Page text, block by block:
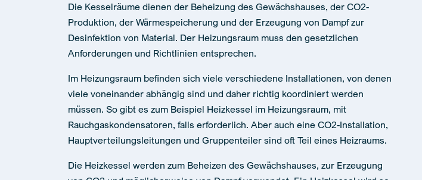
Die Kesselräume dienen der Beheizung des Gewächshauses, der CO2-
Produktion, der Wärmespeicherung und der Erzeugung von Dampf zur
Desinfektion von Material. Der Heizungsraum muss den gesetzlichen
Anforderungen und Richtlinien entsprechen.
Im Heizungsraum befinden sich viele verschiedene Installationen, von denen
viele voneinander abhängig sind und daher richtig koordiniert werden
müssen. So gibt es zum Beispiel Heizkessel im Heizungsraum, mit
Rauchgaskondensatoren, falls erforderlich. Aber auch eine CO2-Installation,
Hauptverteilungsleitungen und Gruppenteiler sind oft Teil eines Heizraums.
Die Heizkessel werden zum Beheizen des Gewächshauses, zur Erzeugung